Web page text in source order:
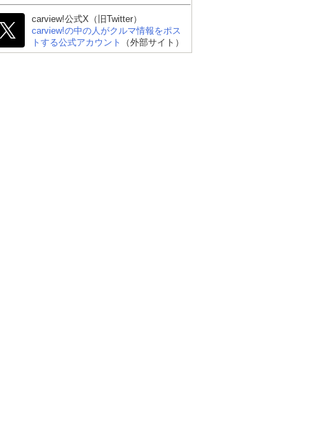
carview!公式X（旧Twitter）
carview!の中の人がクルマ情報をポス
トする公式アカウント
（外部サイト）